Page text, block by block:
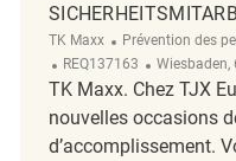
TK Maxx Catégorie
Prévention des
ReqId
REQ137163 Wiesbaden,
TK Maxx. Chez TJX
nouvelles occasions
d’accomplissement.